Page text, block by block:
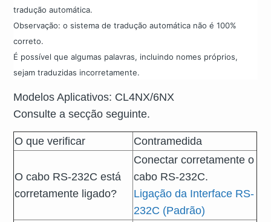
tradução automática.
Observação: o sistema de tradução automática não é 100%
correto.
É possível que algumas palavras, incluindo nomes próprios,
sejam traduzidas incorretamente.
Modelos Aplicativos: CL4NX/6NX
Consulte a secção seguinte.
O que verificar Contramedida
O cabo RS-232C está
corretamente ligado?
Conectar corretamente o
cabo RS-232C.
Ligação da Interface RS-
232C (Padrão)